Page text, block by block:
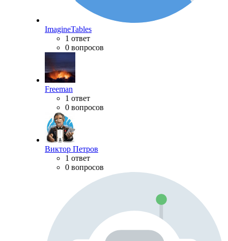
ImagineTables
1 ответ
0 вопросов
Freeman
1 ответ
0 вопросов
Виктор Петров
1 ответ
0 вопросов